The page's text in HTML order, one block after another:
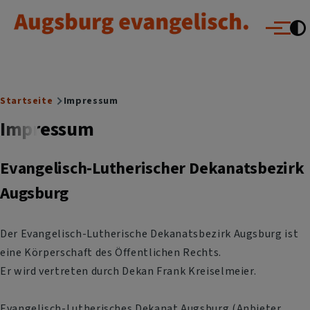
Augsburg evangelisch.
Menü
Breadcrumb
Startseite Impressum
Impressum
Evangelisch-Lutherischer Dekanatsbezirk
Augsburg
Der Evangelisch-Lutherische Dekanatsbezirk Augsburg ist
eine Körperschaft des Öffentlichen Rechts.
Er wird vertreten durch Dekan Frank Kreiselmeier.